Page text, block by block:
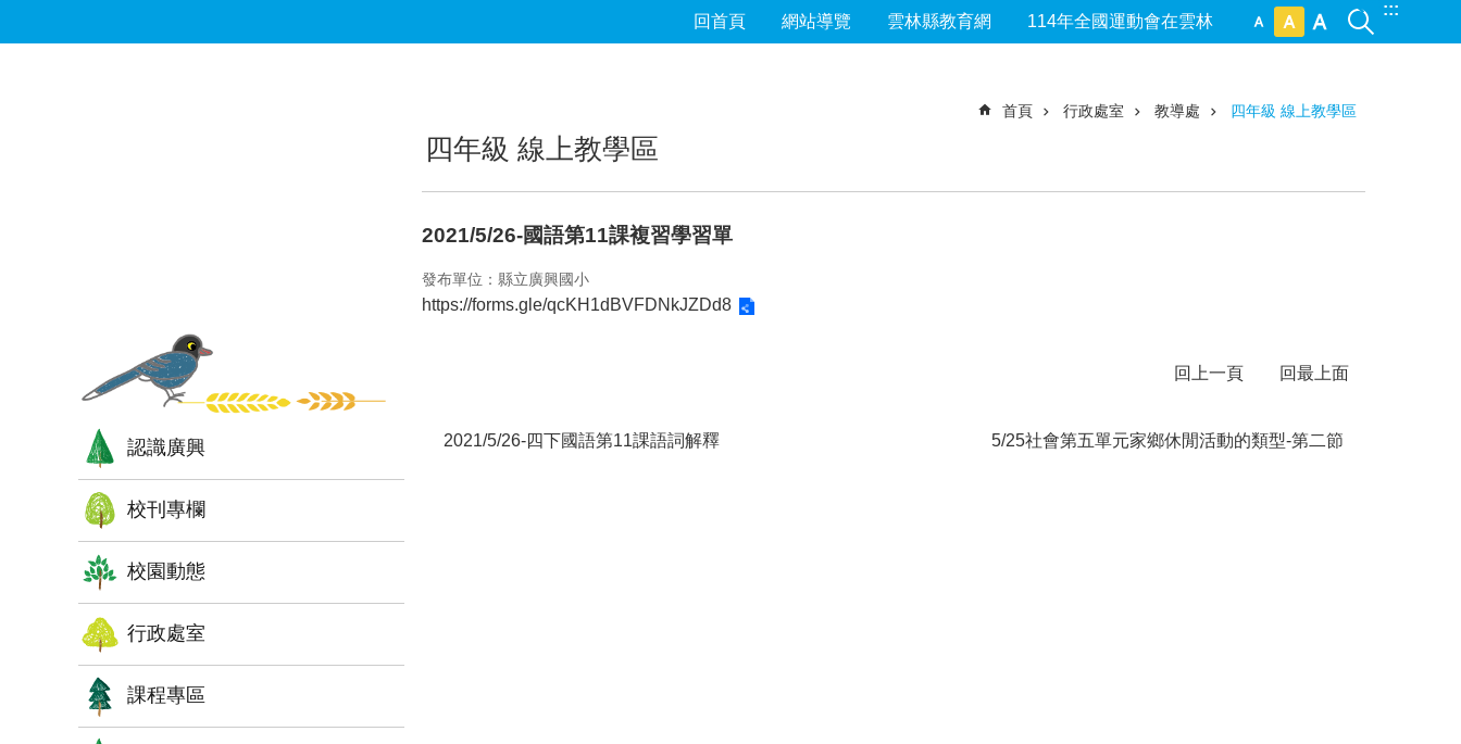
:::
回首頁 網站導覽 雲林縣教育網 114年全國運動會在雲林
認識廣興
校刊專欄
校園動態
行政處室
課程專區
首頁 行政處室 教導處 四年級 線上教學區
四年級 線上教學區
2021/5/26-國語第11課複習學習單
發布單位：縣立廣興國小
https://forms.gle/qcKH1dBVFDNkJZDd8
回上一頁 回最上面
2021/5/26-四下國語第11課語詞解釋 5/25社會第五單元家鄉休閒活動的類型-第二節